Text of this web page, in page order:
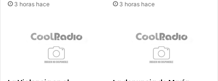
3 horas hace 3 horas hace